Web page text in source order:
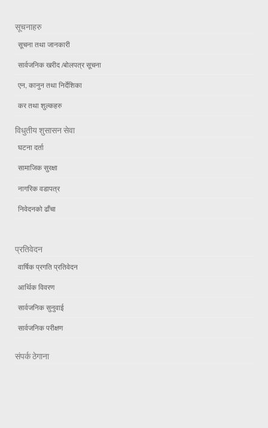
सूचनाहरु
सूचना तथा जानकारी
सार्वजनिक खरीद /बोलपत्र सूचना
एन, कानुन तथा निर्देशिका
कर तथा शुल्कहरु
विधुतीय शुसासन सेवा
घटना दर्ता
सामाजिक सुरक्षा
नागरिक वडापत्र
निवेदनको ढाँचा
प्रतिवेदन
वार्षिक प्रगति प्रतिवेदन
आर्थिक विवरण
सार्वजनिक सुनुवाई
सार्वजनिक परीक्षण
संपर्क ठेगाना